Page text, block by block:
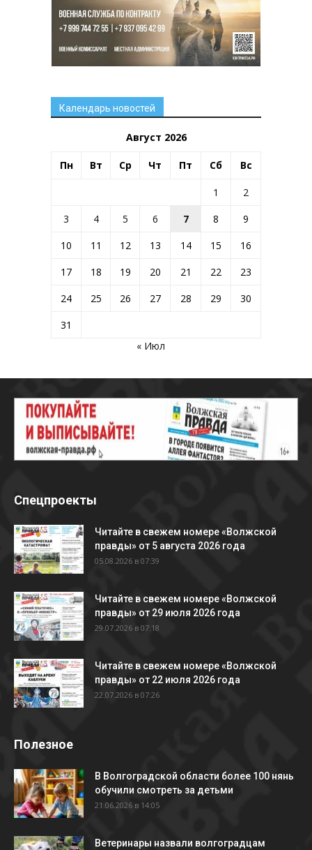
Календарь новостей
Август 2026
Пн Вт Ср Чт Пт Сб Вс
1
2
3
4 5 6 7 8
9
10
11 12 13 14 15
16
17
18 19 20 21 22
23
24
25 26 27 28 29
30
31
« Июл
Спецпроекты
Читайте в свежем номере «Волжской
правды» от 5 августа 2026 года
05.08.2026 в 07:39
Читайте в свежем номере «Волжской
правды» от 29 июля 2026 года
29.07.2026 в 07:18
Читайте в свежем номере «Волжской
правды» от 22 июля 2026 года
22.07.2026 в 07:26
Полезное
В Волгоградской области более 100 нянь
обучили смотреть за детьми
21.06.2026 в 14:05
Ветеринары назвали волгоградцам